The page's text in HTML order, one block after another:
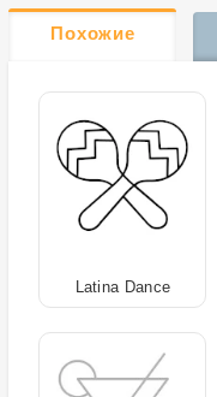
Похожие
Latina Dance